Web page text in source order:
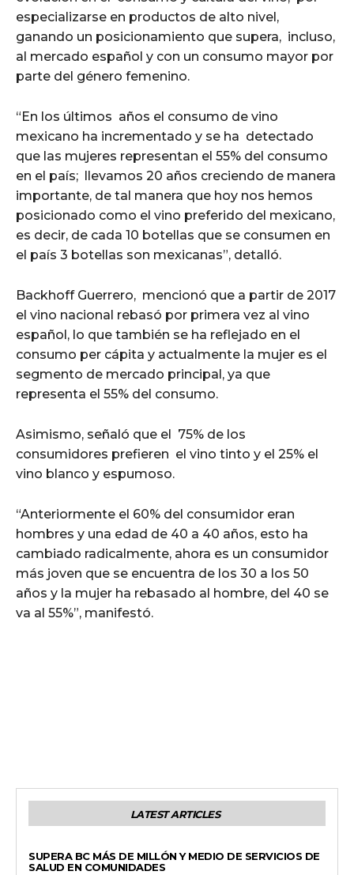
especializarse en productos de alto nivel,
ganando un posicionamiento que supera, incluso,
al mercado español y con un consumo mayor por
parte del género femenino.
“En los últimos años el consumo de vino
mexicano ha incrementado y se ha detectado
que las mujeres representan el 55% del consumo
en el país; llevamos 20 años creciendo de manera
importante, de tal manera que hoy nos hemos
posicionado como el vino preferido del mexicano,
es decir, de cada 10 botellas que se consumen en
el país 3 botellas son mexicanas”, detalló.
Backhoff Guerrero, mencionó que a partir de 2017
el vino nacional rebasó por primera vez al vino
español, lo que también se ha reflejado en el
consumo per cápita y actualmente la mujer es el
segmento de mercado principal, ya que
representa el 55% del consumo.
Asimismo, señaló que el 75% de los
consumidores prefieren el vino tinto y el 25% el
vino blanco y espumoso.
“Anteriormente el 60% del consumidor eran
hombres y una edad de 40 a 40 años, esto ha
cambiado radicalmente, ahora es un consumidor
más joven que se encuentra de los 30 a los 50
años y la mujer ha rebasado al hombre, del 40 se
va al 55%”, manifestó.
LATEST ARTICLES
SUPERA BC MÁS DE MILLÓN Y MEDIO DE SERVICIOS DE
SALUD EN COMUNIDADES